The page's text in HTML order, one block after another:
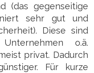
(das gegenseitige
sehr gut und
Diese sind
o.ä.
privat. Dadurch
Für kurze